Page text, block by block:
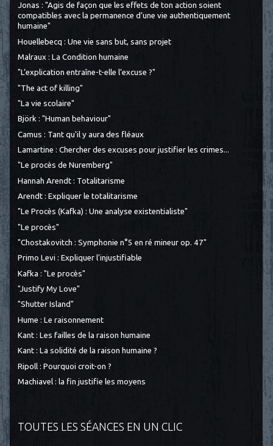
Jonas : "Agis de façon que les effets de ton action soient
compatibles avec la permanence d’une vie authentiquement
humaine"
Houellebecq : Une vie sans but, sans projet
Malraux : La Condition humaine
"L’explication entraîne-t-elle l’excuse ?"
"The act of killing"
"La vie scolaire"
Björk : "Human behaviour"
Camus : Tant qu'il y aura des fléaux
Lamartine : Chercher des excuses pour justifier les crimes...
"Le procès de Nuremberg"
Hannah Arendt : Totalitarisme
Arendt : Expliquer le totalitarisme
"Le Procès (Kafka) : Une analyse existentialiste"
"Le procès"
"Chostakovitch : Symphonie n°5 en ré mineur op. 47"
Primo Levi : Expliquer l'injustifiable
Kafka : "Le procès"
"Justify My Love"
"Shutter Island"
Hume : Le raisonnement
Kant : Les failles de la raison humaine
Kant : La solidité de la raison humaine ?
Ripoll : Pourquoi croit-on ?
Machiavel : la fin justifie les moyens
TOUTES LES SÉANCES EN UN CLIC